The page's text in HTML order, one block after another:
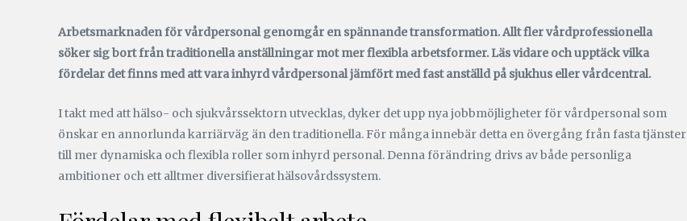
Arbetsmarknaden för vårdpersonal genomgår en spännande transformation. Allt fler vårdprofessionella
söker sig bort från traditionella anställningar mot mer flexibla arbetsformer. Läs vidare och upptäck vilka
fördelar det finns med att vara inhyrd vårdpersonal jämfört med fast anställd på sjukhus eller vårdcentral.
I takt med att hälso- och sjukvårssektorn utvecklas, dyker det upp nya jobbmöjligheter för vårdpersonal som
önskar en annorlunda karriärväg än den traditionella. För många innebär detta en övergång från fasta tjänster
till mer dynamiska och flexibla roller som inhyrd personal. Denna förändring drivs av både personliga
ambitioner och ett alltmer diversifierat hälsovårdssystem.